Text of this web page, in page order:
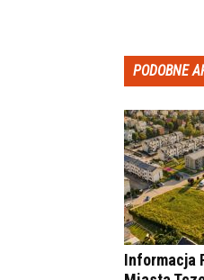
PODOBNE
Informacja